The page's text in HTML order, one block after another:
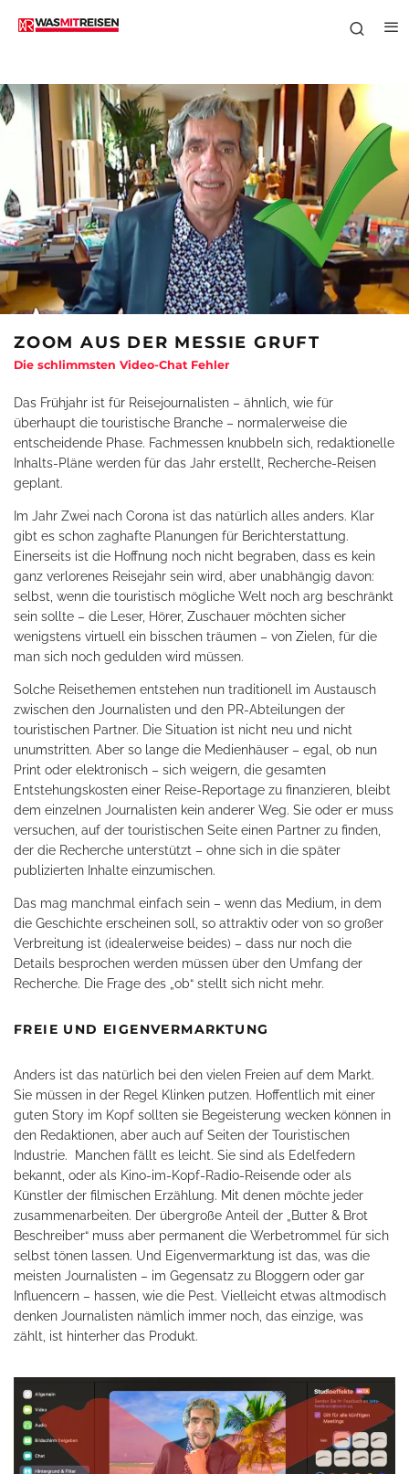
ZOOM AUS DER MESSIE GRUFT
Die schlimmsten Video-Chat Fehler
Das Frühjahr ist für Reisejournalisten – ähnlich, wie für
überhaupt die touristische Branche – normalerweise die
entscheidende Phase. Fachmessen knubbeln sich, redaktionelle
Inhalts-Pläne werden für das Jahr erstellt, Recherche-Reisen
geplant.
Im Jahr Zwei nach Corona ist das natürlich alles anders. Klar
gibt es schon zaghafte Planungen für Berichterstattung.
Einerseits ist die Hoffnung noch nicht begraben, dass es kein
ganz verlorenes Reisejahr sein wird, aber unabhängig davon:
selbst, wenn die touristisch mögliche Welt noch arg beschränkt
sein sollte – die Leser, Hörer, Zuschauer möchten sicher
wenigstens virtuell ein bisschen träumen – von Zielen, für die
man sich noch gedulden wird müssen.
Solche Reisethemen entstehen nun traditionell im Austausch
zwischen den Journalisten und den PR-Abteilungen der
touristischen Partner. Die Situation ist nicht neu und nicht
unumstritten. Aber so lange die Medienhäuser – egal, ob nun
Print oder elektronisch – sich weigern, die gesamten
Entstehungskosten einer Reise-Reportage zu finanzieren, bleibt
dem einzelnen Journalisten kein anderer Weg. Sie oder er muss
versuchen, auf der touristischen Seite einen Partner zu finden,
der die Recherche unterstützt – ohne sich in die später
publizierten Inhalte einzumischen.
Das mag manchmal einfach sein – wenn das Medium, in dem
die Geschichte erscheinen soll, so attraktiv oder von so großer
Verbreitung ist (idealerweise beides) – dass nur noch die
Details besprochen werden müssen über den Umfang der
Recherche. Die Frage des „ob“ stellt sich nicht mehr.
FREIE UND EIGENVERMARKTUNG
Anders ist das natürlich bei den vielen Freien auf dem Markt.
Sie müssen in der Regel Klinken putzen. Hoffentlich mit einer
guten Story im Kopf sollten sie Begeisterung wecken können in
den Redaktionen, aber auch auf Seiten der Touristischen
Industrie.
Manchen fällt es leicht. Sie sind als Edelfedern
bekannt, oder als Kino-im-Kopf-Radio-Reisende oder als
Künstler der filmischen Erzählung. Mit denen möchte jeder
zusammenarbeiten. Der übergroße Anteil der „Butter & Brot
Beschreiber“ muss aber permanent die Werbetrommel für sich
selbst tönen lassen. Und Eigenvermarktung ist das, was die
meisten Journalisten – im Gegensatz zu Bloggern oder gar
Influencern – hassen, wie die Pest. Vielleicht etwas altmodisch
denken Journalisten nämlich immer noch, das einzige, was
zählt, ist hinterher das Produkt.